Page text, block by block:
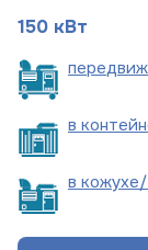
150 кВт
пере
в
в кожухе/